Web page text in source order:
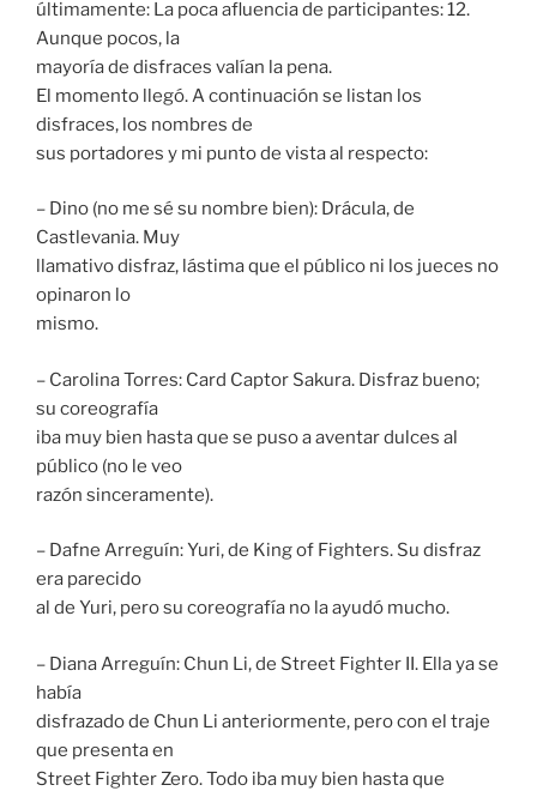
últimamente: La poca afluencia de participantes: 12.
Aunque pocos, la
mayoría de disfraces valían la pena.
El momento llegó. A continuación se listan los
disfraces, los nombres de
sus portadores y mi punto de vista al respecto:
– Dino (no me sé su nombre bien): Drácula, de
Castlevania. Muy
llamativo disfraz, lástima que el público ni los jueces no
opinaron lo
mismo.
– Carolina Torres: Card Captor Sakura. Disfraz bueno;
su coreografía
iba muy bien hasta que se puso a aventar dulces al
público (no le veo
razón sinceramente).
– Dafne Arreguín: Yuri, de King of Fighters. Su disfraz
era parecido
al de Yuri, pero su coreografía no la ayudó mucho.
– Diana Arreguín: Chun Li, de Street Fighter II. Ella ya se
había
disfrazado de Chun Li anteriormente, pero con el traje
que presenta en
Street Fighter Zero. Todo iba muy bien hasta que